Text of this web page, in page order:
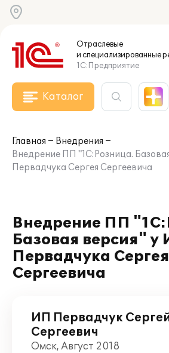
Отраслевые
и специализированные
1С:Предприятие
Каталог
Главная
Внедрения
Внедрение ПП "1С:Розница.
Первадчука Сергея Сергеевича
Внедрение ПП
Базовая версия" у
Первадчука Сергея
Сергеевича
ИП Первадчук
Сергеевич
Омск, Август 2018